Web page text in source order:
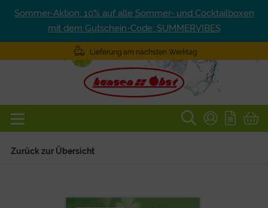
Sommer-Aktion: 10% auf alle Sommer- und Cocktailboxen
mit dem Gutschein-Code: SUMMERVIBES
Lieferung am nächsten Werktag
Zurück zur Übersicht